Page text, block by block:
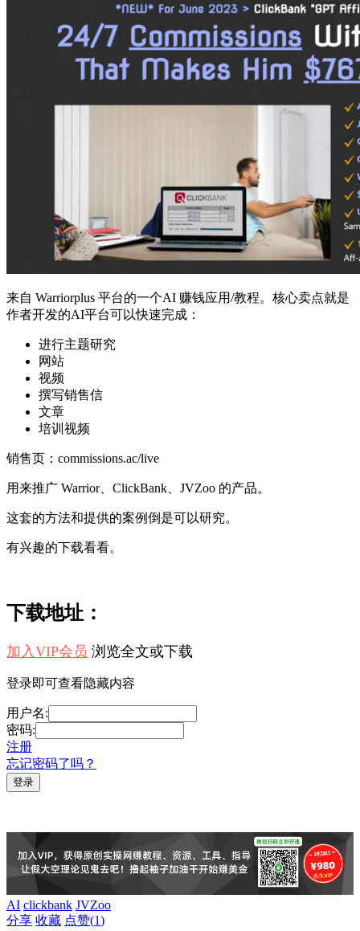
来自 Warriorplus 平台的一个AI 赚钱应用/教程。核心卖点就是
作者开发的AI平台可以快速完成：
进行主题研究
网站
视频
撰写销售信
文章
培训视频
销售页：commissions.ac/live
用来推广 Warrior、ClickBank、JVZoo 的产品。
这套的方法和提供的案例倒是可以研究。
有兴趣的下载看看。
下载地址：
加入VIP会员 浏览全文或下载
登录即可查看隐藏内容
用户名:
密码:
注册
忘记密码了吗？
AI clickbank JVZoo
分享 收藏 点赞(1)